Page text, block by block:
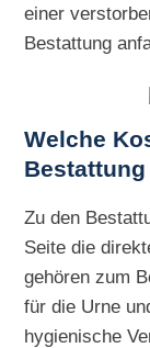
einer
Bestattung
Welche
Bestattung
Zu den
Seite die
gehören zum
für die Urne
hygienische